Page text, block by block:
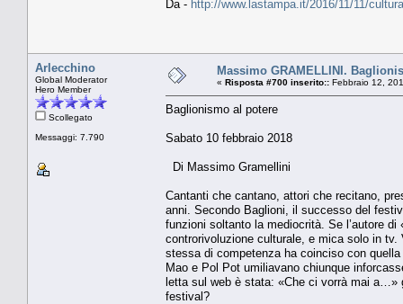
Da - http://www.lastampa.it/2016/11/11/
Arlecchino
Global Moderator
Hero Member
Scollegato
Messaggi: 7.790
Massimo GRAMELLINI.
« Risposta #700 inserito:: Febbraio 12,
Baglionismo al potere
Sabato 10 febbraio 2018
Di Massimo Gramellini
Cantanti che cantano, attori che recitano,
anni. Secondo Baglioni, il successo del
funzioni soltanto la mediocrità. Se l’autore
controrivoluzione culturale, e mica solo in tv.
stessa di competenza ha coinciso con
Mao e Pol Pot umiliavano chiunque
letta sul web è stata: «Che ci vorrà mai a…»
festival?